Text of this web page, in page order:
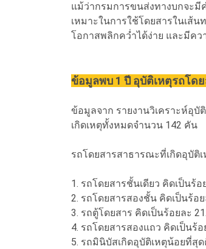
แม้ว่ากรมการขนส่งทางบกจะมี
เหมาะในการใช้โดยสารในเส้
โอกาสพลิกคว่ำได้ง่าย และมีคว
ข้อมูลพบ 1 ปี อุบัติเหตุรถโด
ข้อมูลจาก รายงานวิเคราะห์อุ
เกิดเหตุทั้งหมดจำนวน 142 คัน
รถโดยสารสาธารณะที่เกิดอุบัติ
1. รถโดยสารชั้นเดียว คิดเป็นร้อ
2. รถโดยสารสองชั้น คิดเป็นร้อ
3. รถตู้โดยสาร คิดเป็นร้อยละ
4. รถโดยสารสองแถว คิดเป็นร้อ
5. รถมินิบัสเกิดอุบัติเหตุน้อยที่สุ